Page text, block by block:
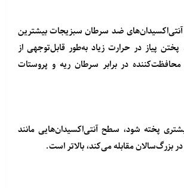
آنتی‌اکسیدان‌های ضد سرطان سبزیجات بیشترین
پختن پیاز در حرارت زیاد به‌طور قابل‌توجهی از
محافظت‌کننده در برابر سرطان ریه و پروستات
پخته شود، سطح آنتی‌اکسیدان‌هایی مانند
در بزرگ‌سالان مقابله می‌کند، بالاتر است.